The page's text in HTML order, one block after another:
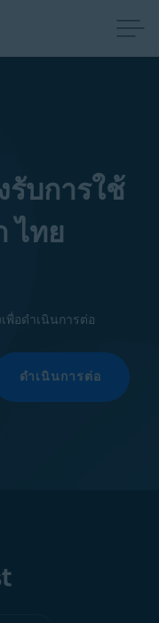
รับการใช้
ไทย
พื่อดำเนินการต่อ
ดำเนินการต่อ